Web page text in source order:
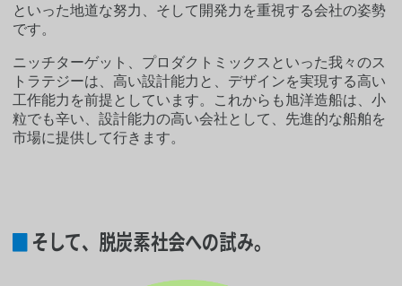
といった地道な努力、そして開発力を重視する会社の姿勢
です。
ニッチターゲット、プロダクトミックスといった我々のス
トラテジーは、高い設計能力と、デザインを実現する高い
工作能力を前提としています。これからも旭洋造船は、小
粒でも辛い、設計能力の高い会社として、先進的な船舶を
市場に提供して行きます。
そして、脱炭素社会への試み。